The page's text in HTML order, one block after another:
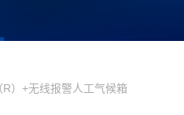
）+无线报警人工气候箱